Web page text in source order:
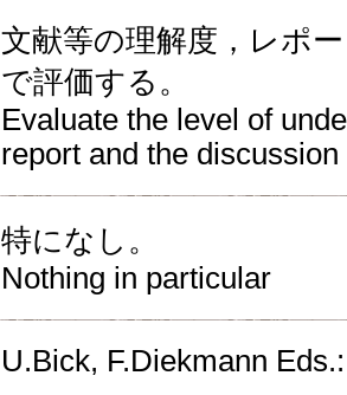
文献等の理解度，レポ
で評価する。
Evaluate the level of
report and the discussion
特になし。
Nothing in particular
U.Bick, F.Diekmann